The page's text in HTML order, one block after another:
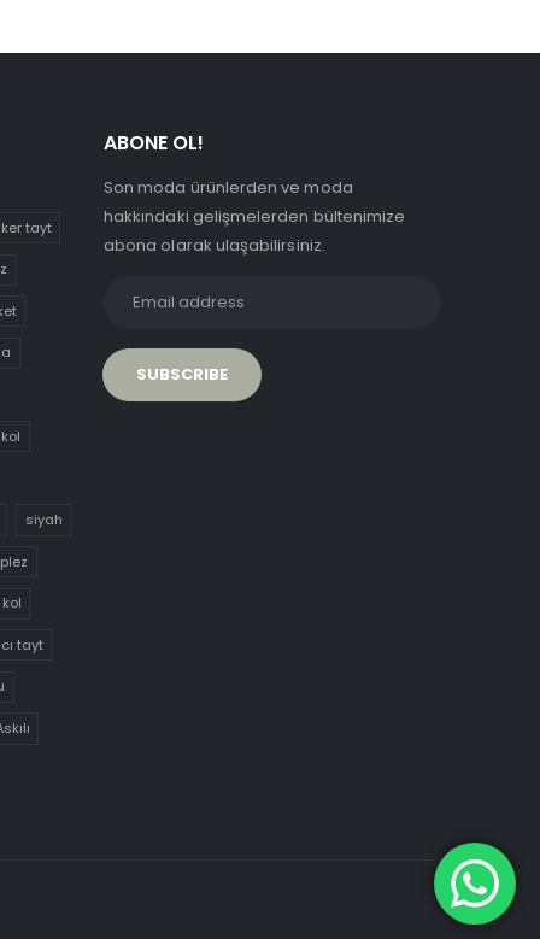
tayt
siyah
tayt
ABONE OL!
Son moda ürünlerden ve moda
hakkındaki gelişmelerden bültenimize
abona olarak ulaşabilirsiniz.